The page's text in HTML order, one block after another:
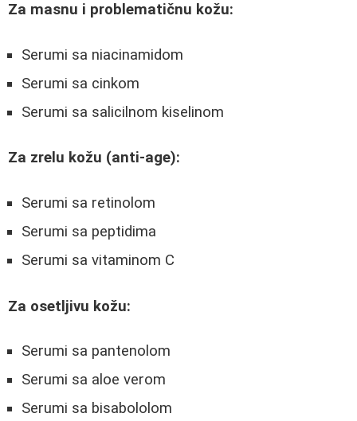
Za masnu i problematičnu kožu:
Serumi sa niacinamidom
Serumi sa cinkom
Serumi sa salicilnom kiselinom
Za zrelu kožu (anti-age):
Serumi sa retinolom
Serumi sa peptidima
Serumi sa vitaminom C
Za osetljivu kožu:
Serumi sa pantenolom
Serumi sa aloe verom
Serumi sa bisabololom